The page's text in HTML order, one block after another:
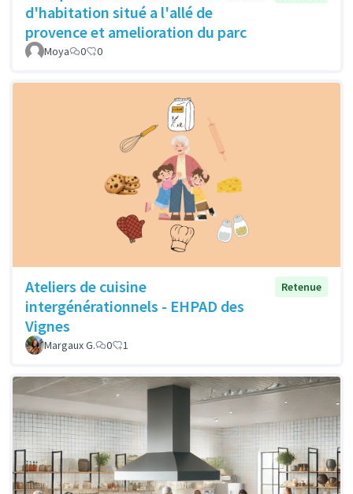
d'habitation situé a l'allé de
provence et amelioration du parc
Moya 0 0
Ateliers de cuisine
intergénérationnels - EHPAD des
Vignes
Retenue
Margaux G. 0 1